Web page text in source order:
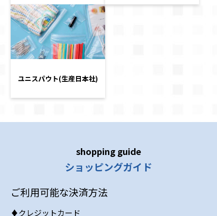
ユニスパウト(生産日本社)
shopping guide
ショッピングガイド
ご利用可能な決済方法
♦クレジットカード